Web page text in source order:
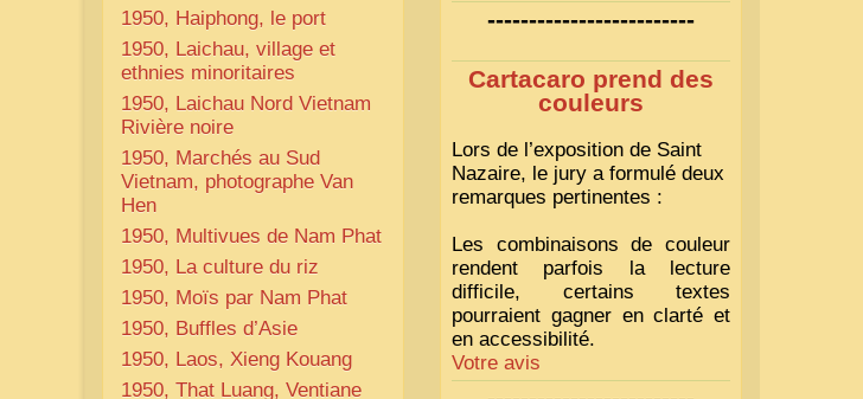
1950, Haiphong, le port
1950, Laichau, village et
ethnies minoritaires
1950, Laichau Nord Vietnam
Rivière noire
1950, Marchés au Sud
Vietnam, photographe Van
Hen
1950, Multivues de Nam Phat
1950, La culture du riz
1950, Moïs par Nam Phat
1950, Buffles d’Asie
1950, Laos, Xieng Kouang
1950, That Luang, Ventiane
-------------------------
Cartacaro prend des
couleurs
Lors de l’exposition de Saint
Nazaire, le jury a formulé deux
remarques pertinentes :
Les combinaisons de couleur
rendent parfois la lecture
difficile, certains textes
pourraient gagner en clarté et
en accessibilité.
Votre avis